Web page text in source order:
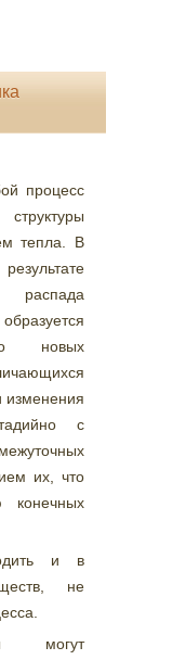
процесс
тепла. В
распада
новых
изменения
с
их, что
конечных
и в
не
могут